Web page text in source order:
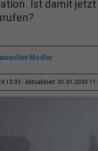
Ist damit
Modler
13:33 Aktualisiert: 01.01.2030